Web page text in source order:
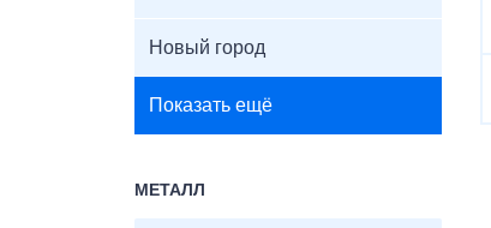
Новый город
Показать ещё
МЕТАЛЛ